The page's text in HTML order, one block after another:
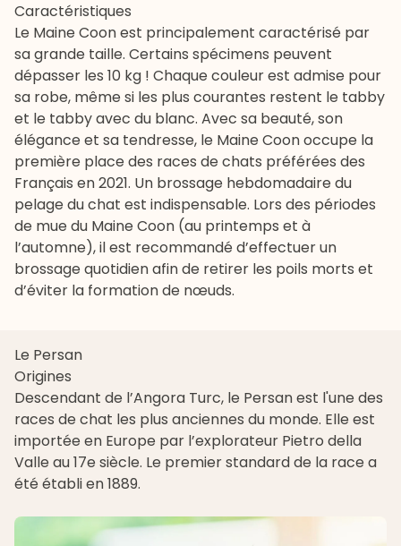
Caractéristiques
Le Maine Coon est principalement caractérisé par
sa grande taille. Certains spécimens peuvent
dépasser les 10 kg ! Chaque couleur est admise pour
sa robe, même si les plus courantes restent le tabby
et le tabby avec du blanc. Avec sa beauté, son
élégance et sa tendresse, le Maine Coon occupe la
première place des races de chats préférées des
Français en 2021. Un brossage hebdomadaire du
pelage du chat est indispensable. Lors des périodes
de mue du Maine Coon (au printemps et à
l’automne), il est recommandé d’effectuer un
brossage quotidien afin de retirer les poils morts et
d’éviter la formation de nœuds.
Le Persan
Origines
Descendant de l’Angora Turc, le Persanest l'une des
races de chat les plus anciennes du monde. Elle est
importée en Europe par l’explorateur Pietro della
Valle au 17e siècle. Le premier standard de la race a
été établi en 1889.